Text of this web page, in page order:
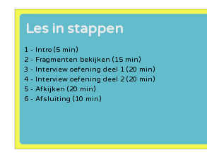
1 - Intro (5 min)
2 - Fragmenten bekijken (15 min)
3 - Interview oefening deel 1 (20 min)
4 - Interview oefening deel 2 (20 min)
5 - Afkijken (20 min)
6 - Afsluiting (10 min)
Les in stappen